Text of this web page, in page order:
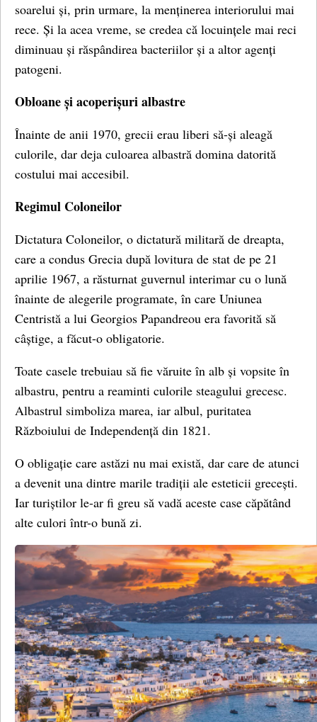
soarelui și, prin urmare, la menținerea interiorului mai
rece. Și la acea vreme, se credea că locuințele mai reci
diminuau și răspândirea bacteriilor și a altor agenți
patogeni.
Obloane și acoperișuri albastre
Înainte de anii 1970, grecii erau liberi să-și aleagă
culorile, dar deja culoarea albastră domina datorită
costului mai accesibil.
Regimul Coloneilor
Dictatura Coloneilor, o dictatură militară de dreapta,
care a condus Grecia după lovitura de stat de pe 21
aprilie 1967, a răsturnat guvernul interimar cu o lună
înainte de alegerile programate, în care Uniunea
Centristă a lui Georgios Papandreou era favorită să
câștige, a făcut-o obligatorie.
Toate casele trebuiau să fie văruite în alb și vopsite în
albastru, pentru a reaminti culorile steagului grecesc.
Albastrul simboliza marea, iar albul, puritatea
Războiului de Independență din 1821.
O obligație care astăzi nu mai există, dar care de atunci
a devenit una dintre marile tradiții ale esteticii grecești.
Iar turiștilor le-ar fi greu să vadă aceste case căpătând
alte culori într-o bună zi.